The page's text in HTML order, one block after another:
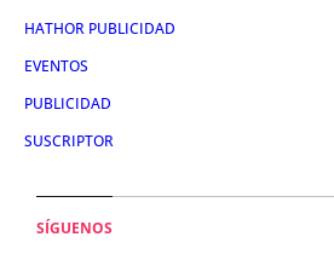
HATHOR PUBLICIDAD
EVENTOS
PUBLICIDAD
SUSCRIPTOR
SÍGUENOS